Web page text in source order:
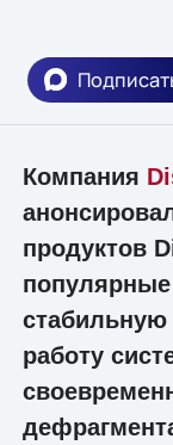
Компания
продуктов
работу